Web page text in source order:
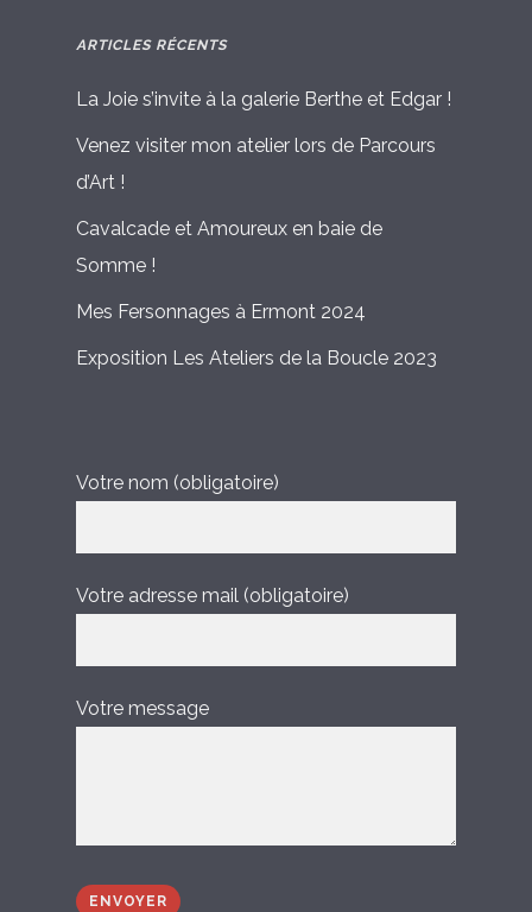
ARTICLES RÉCENTS
La Joie s’invite à la galerie Berthe et Edgar !
Venez visiter mon atelier lors de Parcours
d’Art !
Cavalcade et Amoureux en baie de
Somme !
Mes Fersonnages à Ermont 2024
Exposition Les Ateliers de la Boucle 2023
Votre nom (obligatoire)
Votre adresse mail (obligatoire)
Votre message